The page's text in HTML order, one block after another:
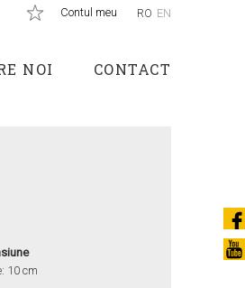
Contul meu RO EN
NOI CONTACT
10 cm